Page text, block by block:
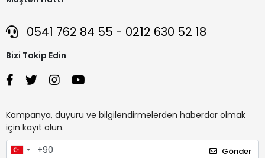
0541 762 84 55 - 0212 630 52 18
Bizi Takip Edin
Kampanya, duyuru ve bilgilendirmelerden haberdar olmak
için kayıt olun.
Gönder